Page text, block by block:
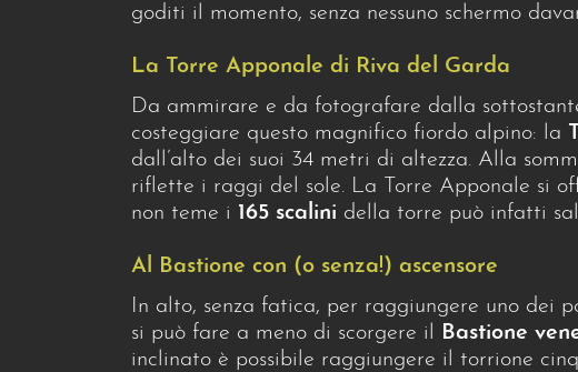
goditi il momento, senza nessuno schermo
La Torre Apponale di Riva del Garda
Da ammirare e da fotografare dalla
costeggiare questo magnifico fiordo alpino: la
dall’alto dei suoi 34 metri di altezza. Alla
riflette i raggi del sole. La Torre Apponale si
non teme i 165 scalini della torre può infatti
Al Bastione con (o senza!) ascensore
In alto, senza fatica, per raggiungere uno dei
si può fare a meno di scorgere il Bastione
inclinato è possibile raggiungere il torrione